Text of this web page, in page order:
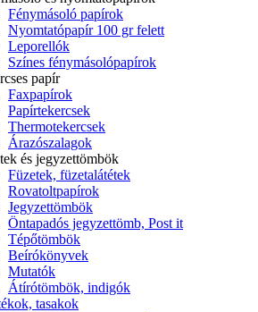
Fénymásoló papírok
Nyomtatópapír 100 gr felett
Leporellók
Színes fénymásolópapírok
papír
Faxpapírok
Papírtekercsek
Thermotekercsek
Árazószalagok
és jegyzettömbök
Füzetek, füzetalátétek
Rovatoltpapírok
Jegyzettömbök
Öntapadós jegyzettömb, Post it
Tépőtömbök
Beírókönyvek
Mutatók
Átírótömbök, indigók
tasakok